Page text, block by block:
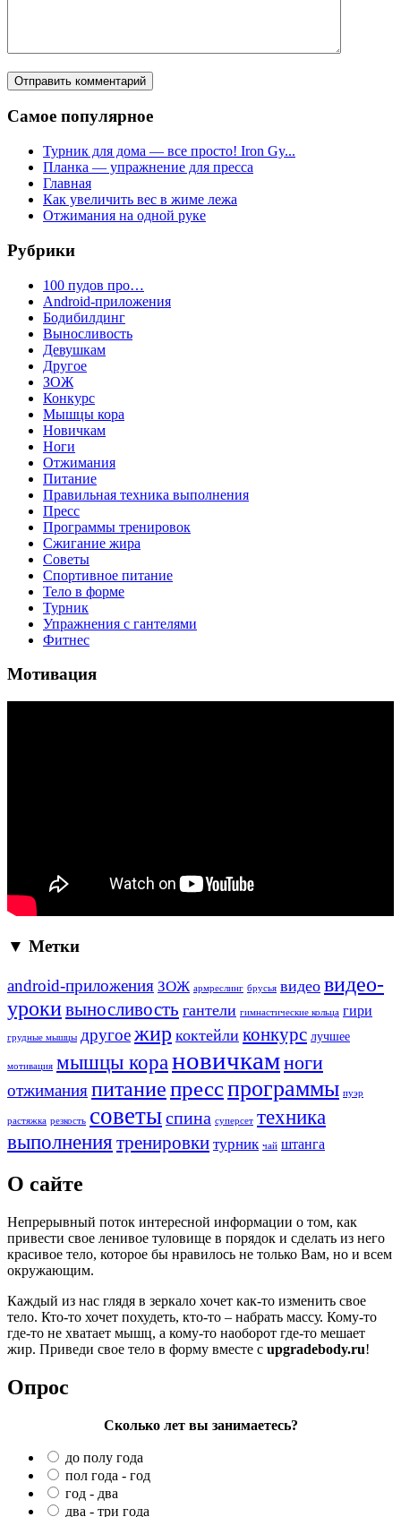
Самое популярное
Турник для дома — все просто! Iron Gy...
Планка — упражнение для пресса
Главная
Как увеличить вес в жиме лежа
Отжимания на одной руке
Рубрики
100 пудов про…
Android-приложения
Бодибилдинг
Выносливость
Девушкам
Другое
ЗОЖ
Конкурс
Мышцы кора
Новичкам
Ноги
Отжимания
Питание
Правильная техника выполнения
Пресс
Программы тренировок
Сжигание жира
Советы
Спортивное питание
Тело в форме
Турник
Упражнения с гантелями
Фитнес
Мотивация
▼ Метки
android-приложения ЗОЖ армреслинг брусья видео видео-
урокивыносливость гантели гимнастические кольца гири
грудные мышцы другоежир коктейли конкурс лучшее
мотивация мышцы корановичкамноги
отжиманияпитаниепресспрограммы пуэр
растяжка резкость советыспина суперсет техника
выполнения тренировки турник чай штанга
О сайте
Непрерывный поток интересной информации о том, как
привести свое ленивое туловище в порядок и сделать из него
красивое тело, которое бы нравилось не только Вам, но и всем
окружающим.
Каждый из нас глядя в зеркало хочет как-то изменить свое
тело. Кто-то хочет похудеть, кто-то – набрать массу. Кому-то
где-то не хватает мышц, а кому-то наоборот где-то мешает
жир. Приведи свое тело в форму вместе с upgradebody.ru!
Опрос
Сколько лет вы занимаетесь?
до полу года
пол года - год
год - два
два - три года